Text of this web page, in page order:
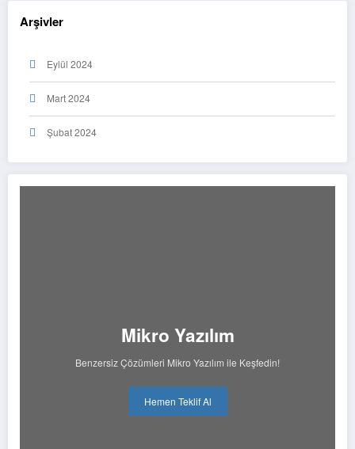
Arşivler
Eylül 2024
Mart 2024
Şubat 2024
Mikro Yazılım
Benzersiz Çözümleri Mikro Yazılım ile Keşfedin!
Hemen Teklif Al